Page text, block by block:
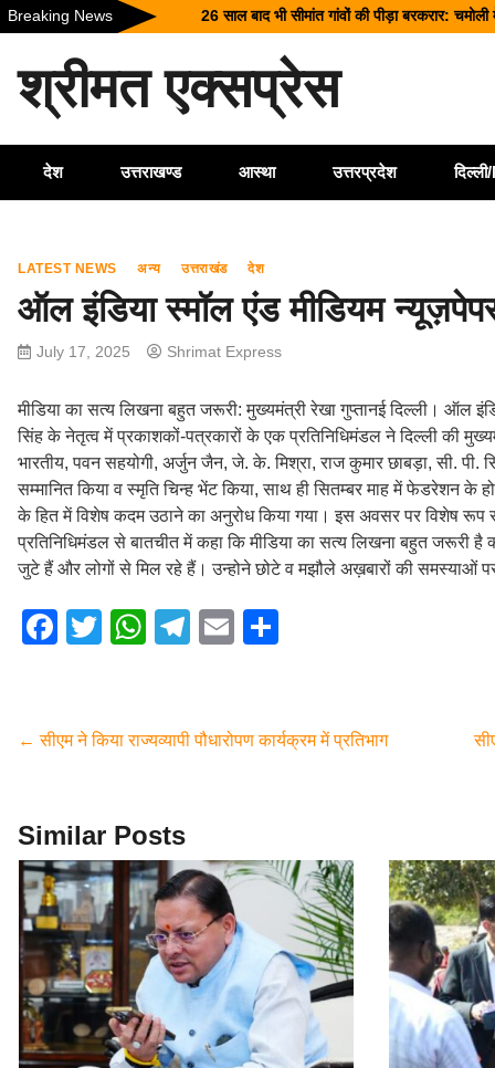
Skip
to
Breaking News
26 साल बाद भी सीमांत गांवों की पीड़ा बरकरार:
धामी कैबिनेट के ऐतिहासिक फैसले: जनकल्याण, रोजगार,
चारधाम यात्रा होगी और सुगम, कर्णप्रयाग और सिमली
भारी बारिश का कहर: हरिद्वार में काली मंदिर पर
श्रीमत एक्सप्रेस
देश उत्तराखण्ड आस्था उत्तरप्रदेश
LATEST NEWS अन्य उत्तराखंड देश
ऑल इंडिया स्मॉल एंड मीडियम
July 17, 2025 Shrimat Express
मीडिया का सत्य लिखना बहुत जरूरी: मुख्यमंत्री रेखा गुप्तानई दिल्ली। ऑल
सिंह के नेतृत्व में प्रकाशकों-पत्रकारों के एक प्रतिनिधिमंडल ने दिल्ली की
भारतीय, पवन सहयोगी, अर्जुन जैन, जे. के. मिश्रा, राज कुमार छाबड़ा, सी.
सम्मानित किया व स्मृति चिन्ह भेंट किया, साथ ही सितम्बर माह में फेडरेशन
के हित में विशेष कदम उठाने का अनुरोध किया गया। इस अवसर पर विशेष रूप
प्रतिनिधिमंडल से बातचीत में कहा कि मीडिया का सत्य लिखना बहुत जरूरी है
जुटे हैं और लोगों से मिल रहे हैं। उन्होने छोटे व मझौले अख़बारों की समस्याओं पर
F
e
o
k
T
er
W
s
p
T
gr
E
e
← सीएम ने किया राज्यव्यापी पौधारोपण कार्यक्रम में प्रतिभाग
Similar Posts